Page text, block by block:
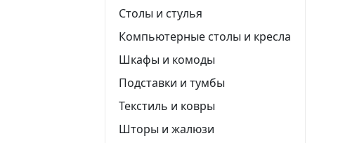
Столы и стулья
Компьютерные столы и кресла
Шкафы и комоды
Подставки и тумбы
Текстиль и ковры
Шторы и жалюзи